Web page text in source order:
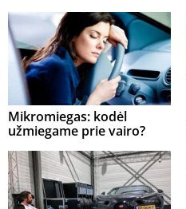
Mikromiegas: kodėl
užmiegame prie vairo?